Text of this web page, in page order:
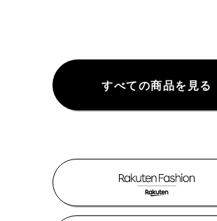
すべての商品を見る